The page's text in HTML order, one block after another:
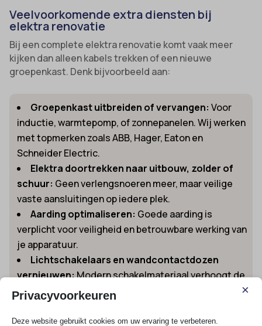
Veelvoorkomende extra diensten bij
elektra renovatie
Bij een complete elektra renovatie komt vaak meer
kijken dan alleen kabels trekken of een nieuwe
groepenkast. Denk bijvoorbeeld aan:
Groepenkast uitbreiden of vervangen: Voor
inductie, warmtepomp, of zonnepanelen. Wij werken
met topmerken zoals ABB, Hager, Eaton en
Schneider Electric.
Elektra doortrekken naar uitbouw, zolder of
schuur: Geen verlengsnoeren meer, maar veilige
vaste aansluitingen op iedere plek.
Aarding optimaliseren: Goede aarding is
verplicht voor veiligheid en betrouwbare werking van
je apparatuur.
Lichtschakelaars en wandcontactdozen
vernieuwen:Modern schakelmateriaal verhoogt de
veiligheid én uitstraling van je interieur.
Wil je precies weten wat de prijs is voor het vervangen
Privacyvoorkeuren ×
Deze website gebruikt cookies om uw ervaring te verbeteren.